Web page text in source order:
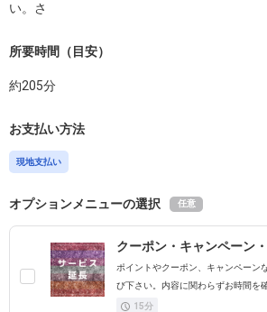
い。さ
所要時間（目安）
約205分
お支払い方法
現地支払い
オプションメニューの選択 任意
クーポン・キャンペーン
ポイントやクーポン、キャンペーン
び下さい。内容に関わらずお時間を
15分